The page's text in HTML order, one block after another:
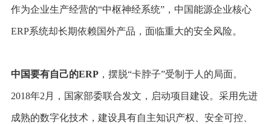
作为企业生产经营的“中枢神经系统”，中国能源企业核心
ERP系统却长期依赖国外产品，面临重大的安全风险。
中国要有自己的ERP，摆脱“卡脖子”受制于人的局面。
2018年2月，国家部委联合发文，启动项目建设。采用先进
成熟的数字化技术，建设具有自主知识产权、安全可控、